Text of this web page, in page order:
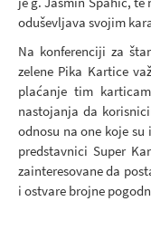
oduševljava svojim
Na konferenciji za
zelene Pika Kartice
plaćanje tim
nastojanja da
odnosu na one koje
predstavnici Super
zainteresovane da
i ostvare brojne